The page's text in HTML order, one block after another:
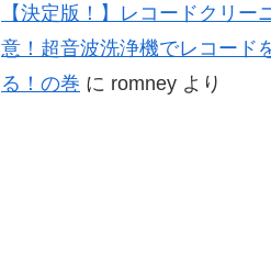
【決定版！】レコードクリー
意！超音波洗浄機でレコード
る！の巻 に romney より